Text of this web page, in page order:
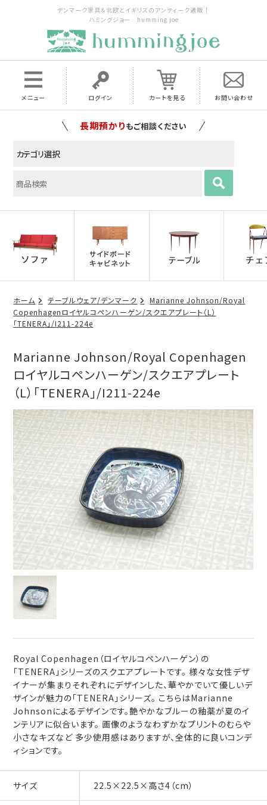
デンマーク家具＆北欧とイギリスのアンティーク通販｜
ハミングジョー humming joe
メニュー ログイン カートを見る お問い合わせ
家具の配送料は全国当店で負担いたします
ホーム テーブルウェア/デンマーク
Marianne Johnson/Royal
Copenhagenロイヤルコペンハーゲン/スクエアプレート（L）
「TENERA」/I211-224e
Marianne Johnson/Royal Copenhagen
ロイヤルコペンハーゲン/スクエアプレート
（L）「TENERA」/I211-224e
Royal Copenhagen（ロイヤルコペンハーゲン）の
「TENERA」シリーズのスクエアプレートです。 様々な女性デザ
イナーが集まりそれぞれにデザインした、華やかでいて優しいデ
ザインが魅力の「TENERA」シリーズ。 こちらはMarianne
Johnsonによるデザインです。艶やかなブルーの釉薬が夏のイ
ンテリアに似合います。 画像のようなわずかなプリントのむらや
小さなキズなど 多少使用感はありますが、全体的に良いコンデ
ィションです。
サイズ 22.5×22.5×高さ4（cm）